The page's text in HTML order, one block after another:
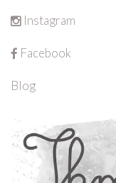
Instagram
Facebook
Blog